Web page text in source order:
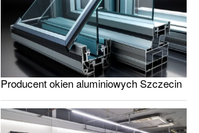
Producent okien aluminiowych Szczecin